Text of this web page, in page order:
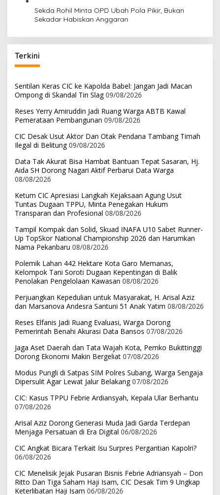
Sekda Rohil Minta OPD Ubah Pola Pikir, Bukan
Sekadar Habiskan Anggaran
Terkini
Sentilan Keras CIC ke Kapolda Babel: Jangan Jadi Macan
Ompong di Skandal Tin Slag 09/08/2026
Reses Yerry Amiruddin Jadi Ruang Warga ABTB Kawal
Pemerataan Pembangunan 09/08/2026
CIC Desak Usut Aktor Dan Otak Pendana Tambang Timah
Ilegal di Belitung 09/08/2026
Data Tak Akurat Bisa Hambat Bantuan Tepat Sasaran, Hj.
Aida SH Dorong Nagari Aktif Perbarui Data Warga
08/08/2026
Ketum CIC Apresiasi Langkah Kejaksaan Agung Usut
Tuntas Dugaan TPPU, Minta Penegakan Hukum
Transparan dan Profesional 08/08/2026
Tampil Kompak dan Solid, Skuad INAFA U10 Sabet Runner-
Up TopSkor National Championship 2026 dan Harumkan
Nama Pekanbaru 08/08/2026
Polemik Lahan 442 Hektare Kota Garo Memanas,
Kelompok Tani Soroti Dugaan Kepentingan di Balik
Penolakan Pengelolaan Kawasan 08/08/2026
Perjuangkan Kepedulian untuk Masyarakat, H. Arisal Aziz
dan Marsanova Andesra Santuni 51 Anak Yatim 08/08/2026
Reses Elfanis Jadi Ruang Evaluasi, Warga Dorong
Pemerintah Benahi Akurasi Data Bansos 07/08/2026
Jaga Aset Daerah dan Tata Wajah Kota, Pemko Bukittinggi
Dorong Ekonomi Makin Bergeliat 07/08/2026
Modus Pungli di Satpas SIM Polres Subang, Warga Sengaja
Dipersulit Agar Lewat Jalur Belakang 07/08/2026
CIC: Kasus TPPU Febrie Ardiansyah, Kepala Ular Berhantu
07/08/2026
Arisal Aziz Dorong Generasi Muda Jadi Garda Terdepan
Menjaga Persatuan di Era Digital 06/08/2026
CIC Angkat Bicara Terkait Isu Surpres Pergantian Kapolri?
06/08/2026
CIC Menelisik Jejak Pusaran Bisnis Febrie Adriansyah – Don
Ritto Dan Tiga Saham Haji Isam, CIC Desak Tim 9 Ungkap
Keterlibatan Haji Isam 06/08/2026